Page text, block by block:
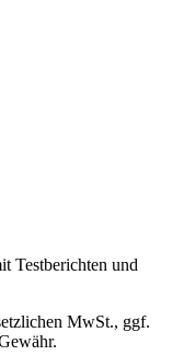
Testberichten und
MwSt., ggf.